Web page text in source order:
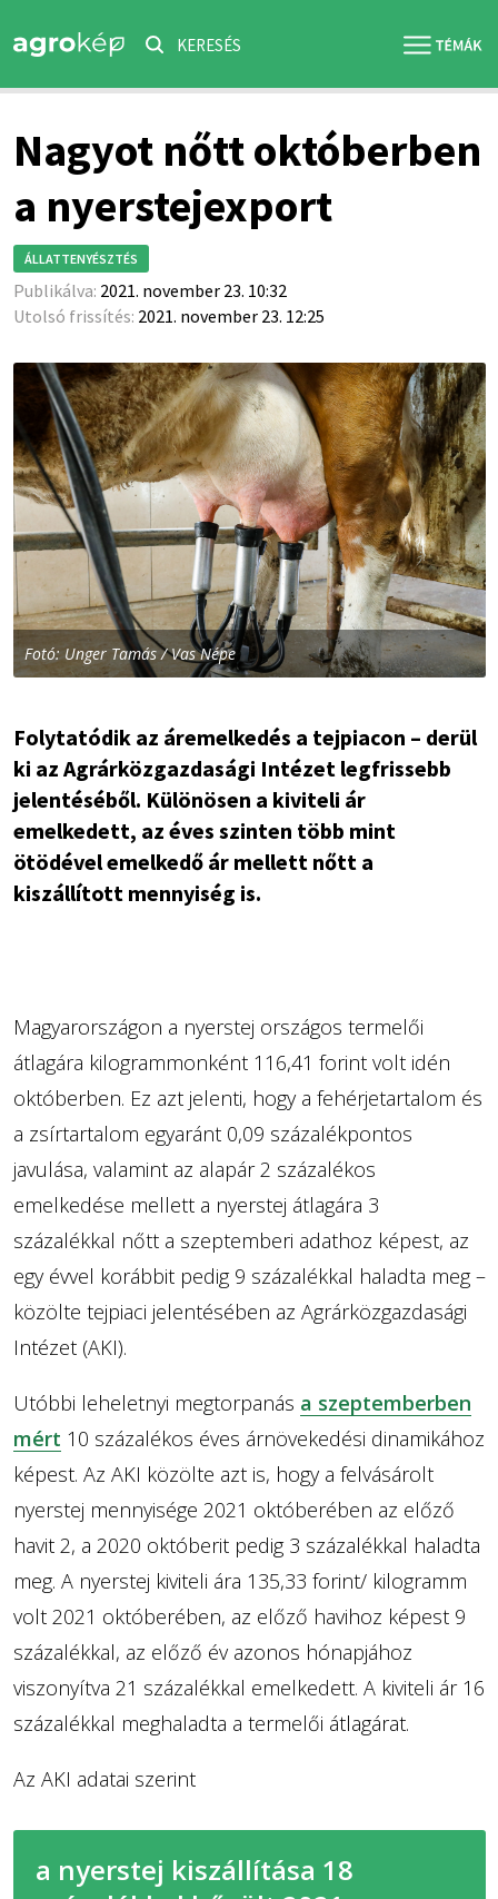
KERESÉS
Nagyot nőtt októberben
a nyerstejexport
ÁLLATTENYÉSZTÉS
Publikálva: 2021. november 23. 10:32
Utolsó frissítés: 2021. november 23. 12:25
Fotó: Unger Tamás / Vas Népe
Folytatódik az áremelkedés a tejpiacon – derül
ki az Agrárközgazdasági Intézet legfrissebb
jelentéséből. Különösen a kiviteli ár
emelkedett, az éves szinten több mint
ötödével emelkedő ár mellett nőtt a
kiszállított mennyiség is.
Magyarországon a nyerstej országos termelői
átlagára kilogrammonként 116,41 forint volt idén
októberben. Ez azt jelenti, hogy a fehérjetartalom és
a zsírtartalom egyaránt 0,09 százalékpontos
javulása, valamint az alapár 2 százalékos
emelkedése mellett a nyerstej átlagára 3
százalékkal nőtt a szeptemberi adathoz képest, az
egy évvel korábbit pedig 9 százalékkal haladta meg –
közölte tejpiaci jelentésében az Agrárközgazdasági
Intézet (AKI).
Utóbbi leheletnyi megtorpanás a szeptemberben
mért 10 százalékos éves árnövekedési dinamikához
képest. Az AKI közölte azt is, hogy a felvásárolt
nyerstej mennyisége 2021 októberében az előző
havit 2, a 2020 októberit pedig 3 százalékkal haladta
meg. A nyerstej kiviteli ára 135,33 forint/ kilogramm
volt 2021 októberében, az előző havihoz képest 9
százalékkal, az előző év azonos hónapjához
viszonyítva 21 százalékkal emelkedett. A kiviteli ár 16
százalékkal meghaladta a termelői átlagárat.
Az AKI adatai szerint
a nyerstej kiszállítása 18